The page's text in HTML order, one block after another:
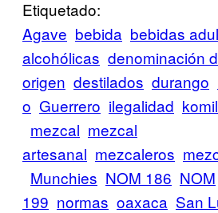
Etiquetado:
Agave bebida bebidas
alcohólicas denominación
origen destilados durango
o Guerrero ilegalidad komil
mezcal mezcal
artesanal mezcaleros
Munchies NOM 186 NOM
199 normas oaxaca San